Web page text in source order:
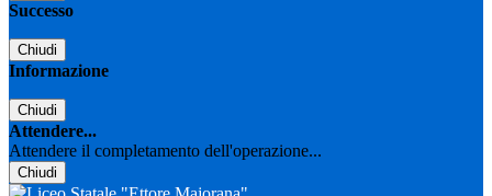
Successo
Chiudi
Informazione
Chiudi
Attendere...
Attendere il completamento dell'operazione...
Chiudi